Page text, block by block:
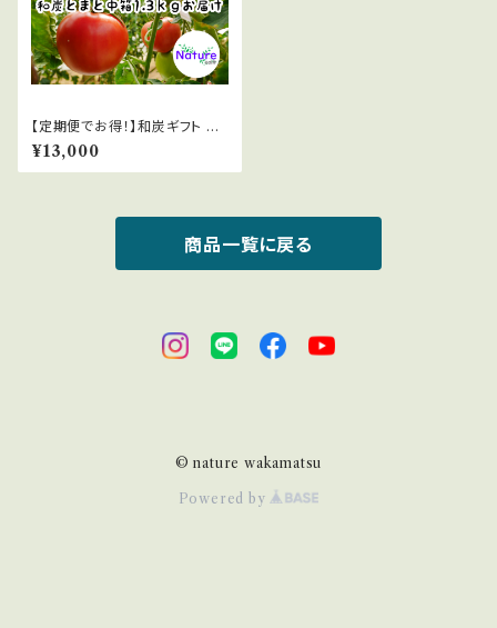
【定期便でお得！】和炭ギフト 中
箱1.3kg×３回 ※税込み価格
¥13,000
商品一覧に戻る
© nature wakamatsu
Powered by